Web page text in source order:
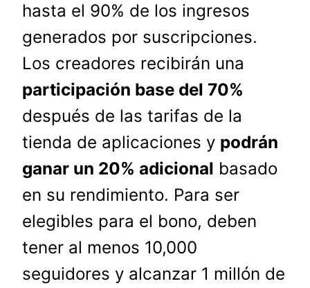
hasta el 90% de los ingresos
generados por suscripciones.
Los creadores recibirán una
participación base del 70%
después de las tarifas de la
tienda de aplicaciones y podrán
ganar un 20% adicional basado
en su rendimiento. Para ser
elegibles para el bono, deben
tener al menos 10,000
seguidores y alcanzar 1 millón de